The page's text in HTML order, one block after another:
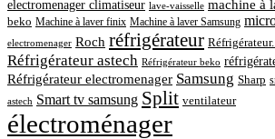
electromenager climatiseur lave-vaisselle machine à
beko Machine à laver finix Machine à laver Samsung
electromenager Roch réfrigérateur
Réfrigérateur astech Réfrigérateur beko
Réfrigérateur electromenager Samsung Sharp
astech Smart tv samsung Split ventilateur
électroménager